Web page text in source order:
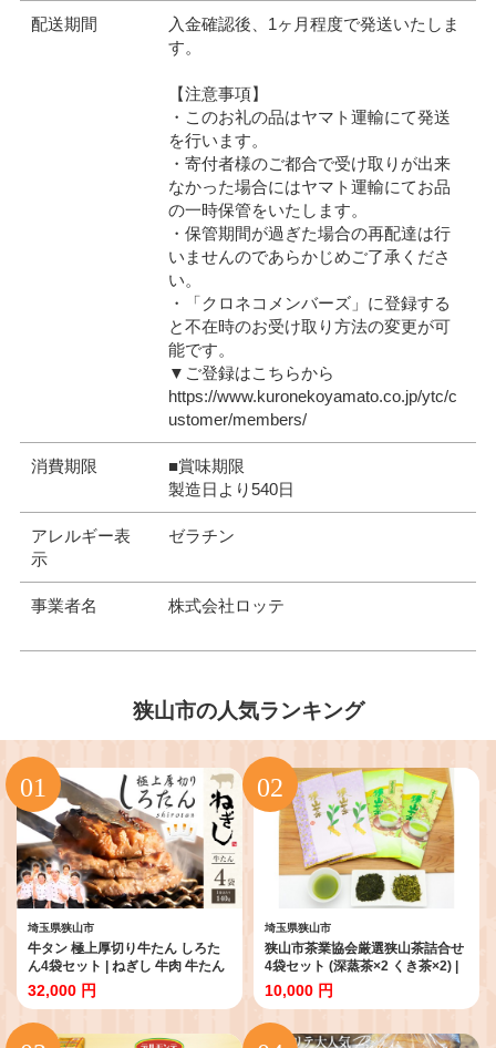
配送期間
入金確認後、1ヶ月程度で発送いたしま
す。
【注意事項】
・このお礼の品はヤマト運輸にて発送
を行います。
・寄付者様のご都合で受け取りが出来
なかった場合にはヤマト運輸にてお品
の一時保管をいたします。
・保管期間が過ぎた場合の再配達は行
いませんのであらかじめご了承くださ
い。
・「クロネコメンバーズ」に登録する
と不在時のお受け取り方法の変更が可
能です。
▼ご登録はこちらから
https://www.kuronekoyamato.co.jp/ytc/c
ustomer/members/
消費期限
■賞味期限
製造日より540日
アレルギー表
示
ゼラチン
事業者名 株式会社ロッテ
狭山市の人気ランキング
埼玉県狭山市
牛タン 極上厚切り牛たん しろた
ん4袋セット | ねぎし 牛肉 牛たん
しろたん 焼肉 牛肉 肉 鉄板焼き 冷
凍 株式会社ねぎしフードサービス
通信販売店 埼玉県 狭山市
32,000 円
埼玉県狭山市
狭山市茶業協会厳選狭山茶詰合せ
4袋セット (深蒸茶×2 くき茶×2) |
深蒸茶 くき茶 お茶 狭山茶 さやま
茶 茶 日本茶 緑茶 飲み物 コク 香
り ギフト 贈答 プレゼント 狭山市
茶業協会 埼玉県 狭山市
10,000 円